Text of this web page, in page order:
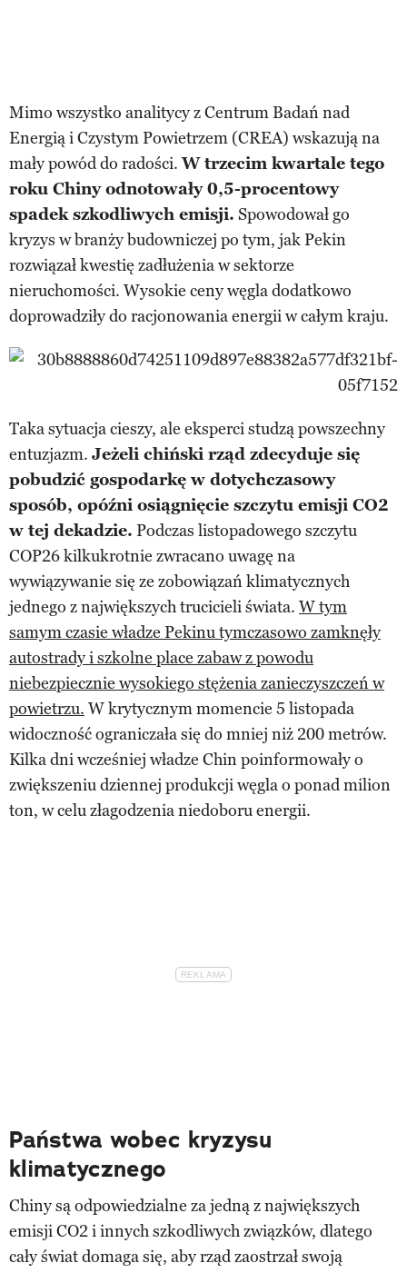
Mimo wszystko analitycy z Centrum Badań nad
Energią i Czystym Powietrzem (CREA) wskazują na
mały powód do radości.W trzecim kwartale tego
roku Chiny odnotowały 0,5-procentowy
spadek szkodliwych emisji. Spowodował go
kryzys w branży budowniczej po tym, jak Pekin
rozwiązał kwestię zadłużenia w sektorze
nieruchomości. Wysokie ceny węgla dodatkowo
doprowadziły do racjonowania energii w całym kraju.
Taka sytuacja cieszy, ale eksperci studzą powszechny
entuzjazm. Jeżeli chiński rząd zdecyduje się
pobudzić gospodarkę w dotychczasowy
sposób, opóźni osiągnięcie szczytu emisji CO2
w tej dekadzie. Podczas listopadowego szczytu
COP26 kilkukrotnie zwracano uwagę na
wywiązywanie się ze zobowiązań klimatycznych
jednego z największych trucicieli świata. W tym
samym czasie władze Pekinu tymczasowo zamknęły
autostrady i szkolne place zabaw z powodu
niebezpiecznie wysokiego stężenia zanieczyszczeń w
powietrzu. W krytycznym momencie 5 listopada
widoczność ograniczała się do mniej niż 200 metrów.
Kilka dni wcześniej władze Chin poinformowały o
zwiększeniu dziennej produkcji węgla o ponad milion
ton, w celu złagodzenia niedoboru energii.
Państwa wobec kryzysu
klimatycznego
Chiny są odpowiedzialne za jedną z największych
emisji CO2 i innych szkodliwych związków, dlatego
cały świat domaga się, aby rząd zaostrzał swoją